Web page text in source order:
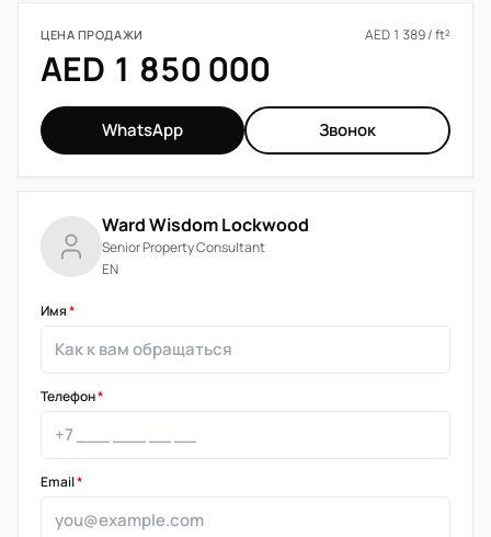
ЦЕНА ПРОДАЖИ AED 1 389 / ft²
AED 1 850 000
WhatsApp Звонок
Ward Wisdom Lockwood
Senior Property Consultant
EN
Имя*
Телефон*
Email*